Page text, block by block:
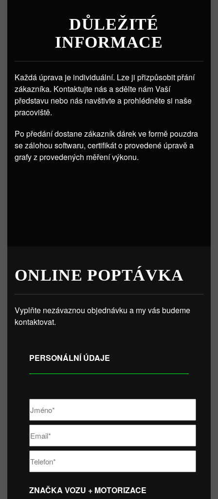
DŮLEŽITÉ
INFORMACE
Každá úprava je individuální. Lze ji přizpůsobit přání
zákazníka. Kontaktujte nás a sdělte nám Vaší
představu nebo nás navštivte a prohlédněte si naše
pracoviště.
Po předání dostane zákazník dárek ve formě pouzdra
se zálohou softwaru, certifikát o provedené úpravě a
grafy z provedených měření výkonu.
ONLINE POPTÁVKA
Vyplňte nezávaznou objednávku a my vás budeme
kontaktovat.
PERSONÁLNÍ ÚDAJE
ZNAČKA VOZU + MOTORIZACE